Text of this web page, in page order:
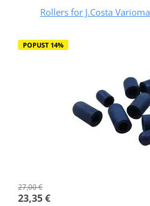
Rollers for J.Costa
POPUST 14%
27,00 €
23,35 €